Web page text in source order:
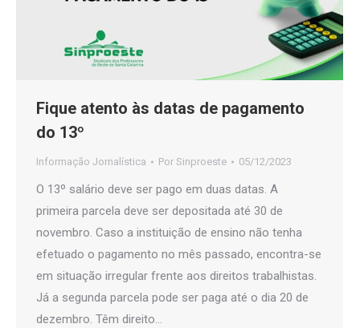
Fique atento às datas de pagamento
do 13º
Informação Jornalística Por Sinproeste 05/12/2023
O 13º salário deve ser pago em duas datas. A
primeira parcela deve ser depositada até 30 de
novembro. Caso a instituição de ensino não tenha
efetuado o pagamento no mês passado, encontra-se
em situação irregular frente aos direitos trabalhistas.
Já a segunda parcela pode ser paga até o dia 20 de
dezembro. Têm direito…